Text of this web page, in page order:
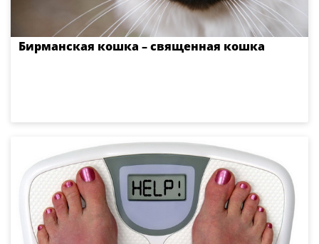
Бирманская кошка – священная кошка